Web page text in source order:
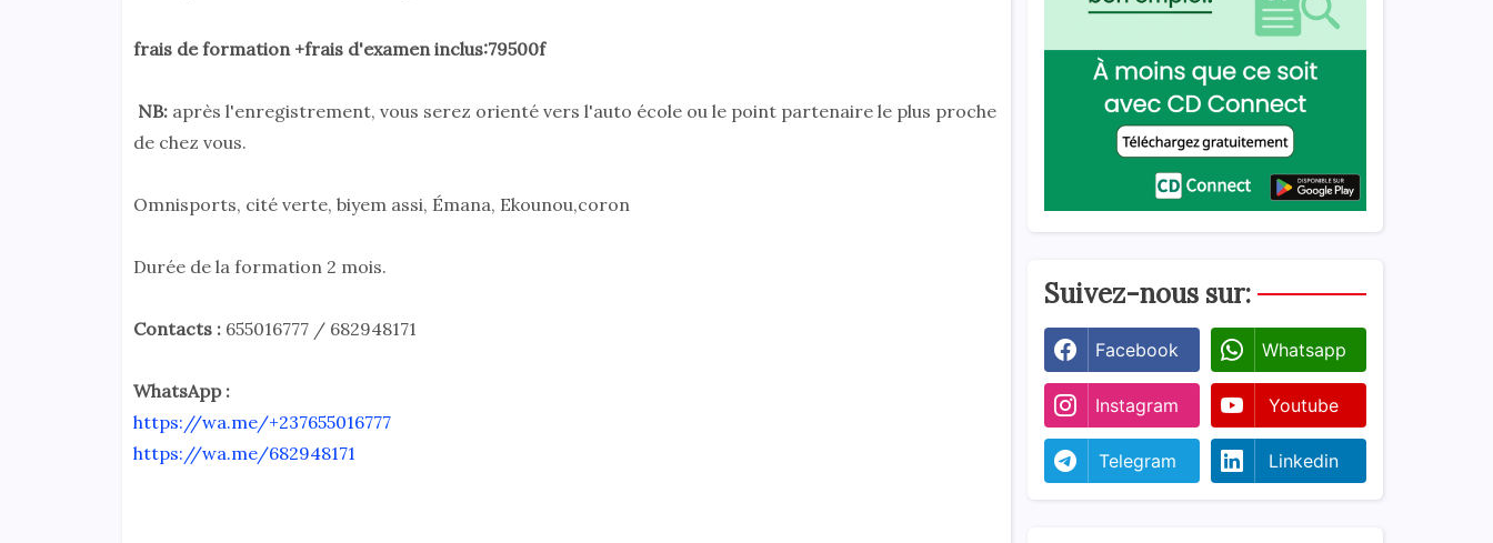
frais de formation +frais d'examen inclus:79500f
NB: après l'enregistrement, vous serez orienté vers l'auto école ou le point partenaire le plus proche
de chez vous.
Omnisports, cité verte, biyem assi, Émana, Ekounou,coron
Durée de la formation 2 mois.
Contacts :655016777 / 682948171
WhatsApp :
https://wa.me/+237655016777
https://wa.me/682948171
Suivez-nous sur:
Facebook Whatsapp
Instagram Youtube
Telegram Linkedin